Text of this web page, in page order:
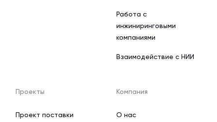
Работа с
инжиниринговыми
компаниями
Взаимодействие с НИИ
Проекты
Проект поставки
Компания
О нас